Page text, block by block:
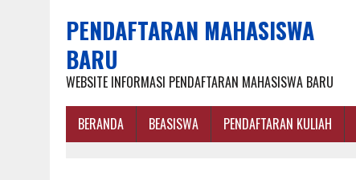
PENDAFTARAN MAHASISWA
BARU
WEBSITE INFORMASI PENDAFTARAN MAHASISWA BARU
BERANDA BEASISWA PENDAFTARAN KULIAH